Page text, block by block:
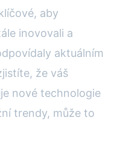
aby
inovovali a
aktuálním
že váš
nové technologie
trendy, může to